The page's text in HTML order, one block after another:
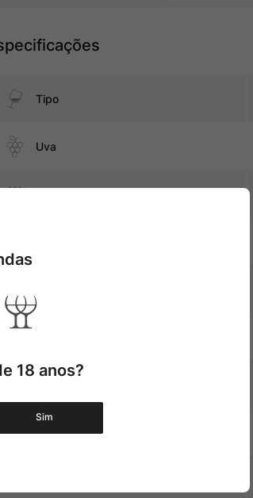
Tipo
Uva
Amadurecimento
18 anos?
Sim